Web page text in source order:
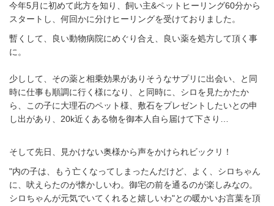
今年5月に初めて此方を知り、飼い主&ペットヒーリング60分から
スタートし、何回かに分けヒーリングを受けておりました。
暫くして、良い動物病院にめぐり合え、良い薬を処方して頂く事
に。
少しして、その薬と相乗効果がありそうなサプリに出会い、と同
時に仕事も順調に行く様になり、と同時に、シロを見たかたか
ら、この子に大理石のペット様、敷石をプレゼントしたいとの申
し出があり、20k近くある物を御本人自ら届けて下さり…
そして先日、見かけない奥様から声をかけられビックリ！
"内の子は、もう亡くなってしまったんだけど、よく、シロちゃん
に、吠えらたのが懐かしいわ。御宅の前を通るのが楽しみなの。
シロちゃんが元気でいてくれると嬉しいわ"との暖かいお言葉を頂